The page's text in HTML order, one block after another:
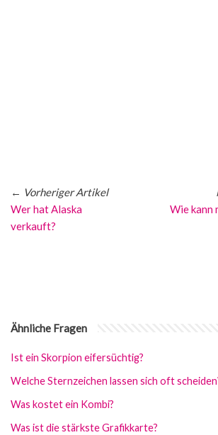
← Vorheriger Artikel
Wer hat Alaska
verkauft?
Wie kann
Ähnliche Fragen
Ist ein Skorpion eifersüchtig?
Welche Sternzeichen lassen sich oft
Was kostet ein Kombi?
Was ist die stärkste Grafikkarte?